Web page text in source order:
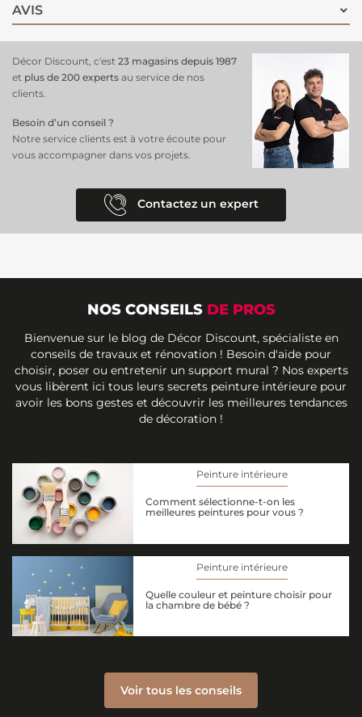
AVIS
Décor Discount, c'est 23 magasins depuis 1987
et plus de 200 experts au service de nos
clients.
Besoin d’un conseil ?
Notre service clients est à votre écoute pour
vous accompagner dans vos projets.
Contactez un expert
NOS CONSEILS DE PROS
Bienvenue sur le blog de Décor Discount, spécialiste en
conseils de travaux et rénovation ! Besoin d'aide pour
choisir, poser ou entretenir un support mural ? Nos experts
vous libèrent ici tous leurs secrets peinture intérieure pour
avoir les bons gestes et découvrir les meilleures tendances
de décoration !
Peinture intérieure
Comment sélectionne-t-on les
meilleures peintures pour vous ?
Peinture intérieure
Quelle couleur et peinture choisir pour
la chambre de bébé ?
Voir tous les conseils